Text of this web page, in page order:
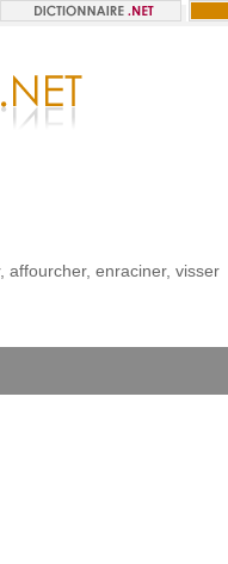
, affourcher, enraciner, visser